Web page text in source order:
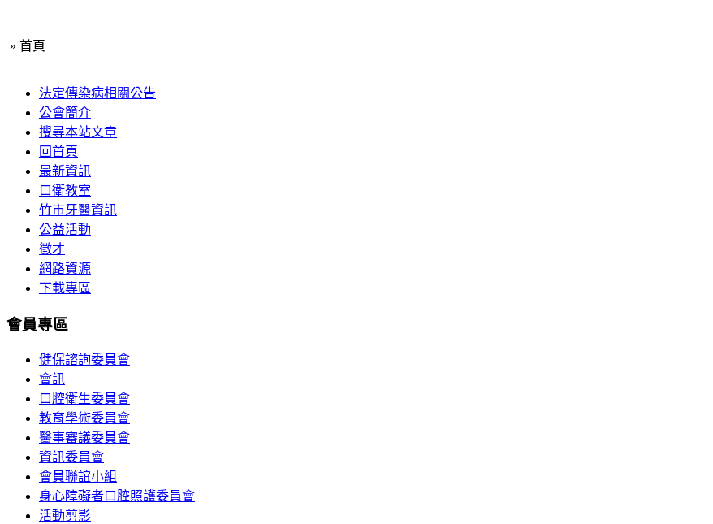
» 首頁
法定傳染病相關公告
公會簡介
搜尋本站文章
回首頁
最新資訊
口衛教室
竹市牙醫資訊
公益活動
徵才
網路資源
下載專區
會員專區
健保諮詢委員會
會訊
口腔衛生委員會
教育學術委員會
醫事審議委員會
資訊委員會
會員聯誼小組
身心障礙者口腔照護委員會
活動剪影